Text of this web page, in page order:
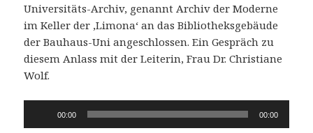
Universitäts-Archiv, genannt Archiv der Moderne
im Keller der ,Limona‘ an das Bibliotheksgebäude
der Bauhaus-Uni angeschlossen. Ein Gespräch zu
diesem Anlass mit der Leiterin, Frau Dr. Christiane
Wolf.
Player
00:00 00:00